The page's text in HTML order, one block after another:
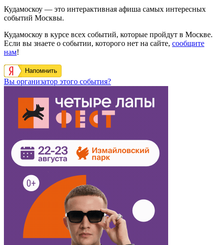
Кудамоскоу — это интерактивная афиша самых интересных
событий Москвы.
Кудамоскоу в курсе всех событий, которые пройдут в Москве.
Если вы знаете о событии, которого нет на сайте, сообщите
нам!
Напомнить
Вы организатор этого события?